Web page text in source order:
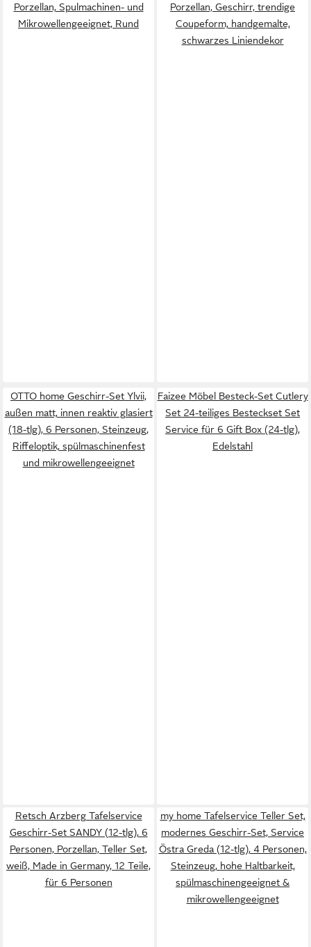
Porzellan, Spulmachinen- und
Mikrowellengeeignet, Rund
Porzellan, Geschirr, trendige
Coupeform, handgemalte,
schwarzes Liniendekor
OTTO home Geschirr-Set Ylvii,
außen matt, innen reaktiv glasiert
(18-tlg), 6 Personen, Steinzeug,
Riffeloptik, spülmaschinenfest
und mikrowellengeeignet
Faizee Möbel Besteck-Set Cutlery
Set 24-teiliges Besteckset Set
Service für 6 Gift Box (24-tlg),
Edelstahl
Retsch Arzberg Tafelservice
Geschirr-Set SANDY (12-tlg), 6
Personen, Porzellan, Teller Set,
weiß, Made in Germany, 12 Teile,
für 6 Personen
my home Tafelservice Teller Set,
modernes Geschirr-Set, Service
Östra Greda (12-tlg), 4 Personen,
Steinzeug, hohe Haltbarkeit,
spülmaschinengeeignet &
mikrowellengeeignet